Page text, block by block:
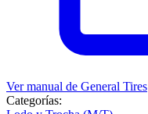
Ver manual de General Tires
Categorías: